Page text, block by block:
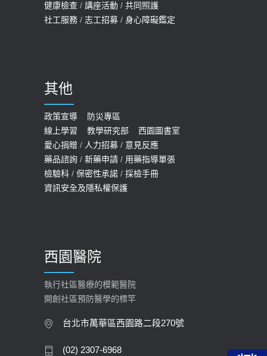
健康檢查 / 講座活動 / 共同照護
社工服務 / 志工招募 / 身心障礙鑑定
其他
政策宣導
防災專區
線上學習
教學研究部
西園圖書室
愛心捐贈 / 人力招募 / 意見反應
藥品諮詢 / 新藥申請 / 用藥指導單張
檢驗科 / 保密性承諾 / 採檢手冊
資訊安全及隱私權保護
西園醫院
執行社區醫療的模範醫院
開創社區預防醫學的標竿
台北市萬華區西園路二段270號
(02) 2307-6968